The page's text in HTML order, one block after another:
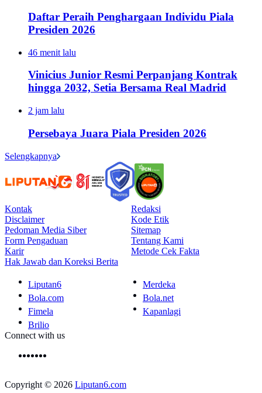
Daftar Peraih Penghargaan Individu Piala
Presiden 2026
46 menit lalu
Vinicius Junior Resmi Perpanjang Kontrak
hingga 2032, Setia Bersama Real Madrid
2 jam lalu
Persebaya Juara Piala Presiden 2026
Selengkapnya
Kontak
Redaksi
Disclaimer
Kode Etik
Pedoman Media Siber
Sitemap
Form Pengaduan
Tentang Kami
Karir
Metode Cek Fakta
Hak Jawab dan Koreksi Berita
Liputan6
Merdeka
Bola.com
Bola.net
Fimela
Kapanlagi
Brilio
Connect with us
Copyright © 2026 Liputan6.com